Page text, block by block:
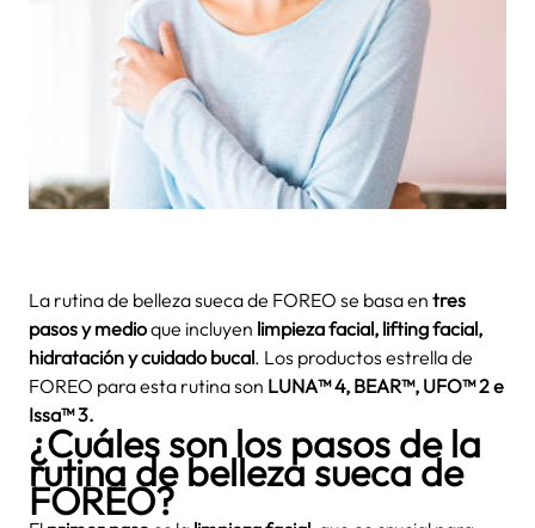
La rutina de belleza sueca de FOREO se basa en tres
pasos y medioque incluyen limpieza facial, lifting facial,
hidratación y cuidado bucal. Los productos estrella de
FOREO para esta rutina son LUNA™ 4, BEAR™, UFO™ 2 e
Issa™ 3.
¿Cuáles son los pasos de la
rutina de belleza sueca de
FOREO?